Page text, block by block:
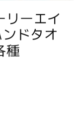
リーエイ
ドタオ
種